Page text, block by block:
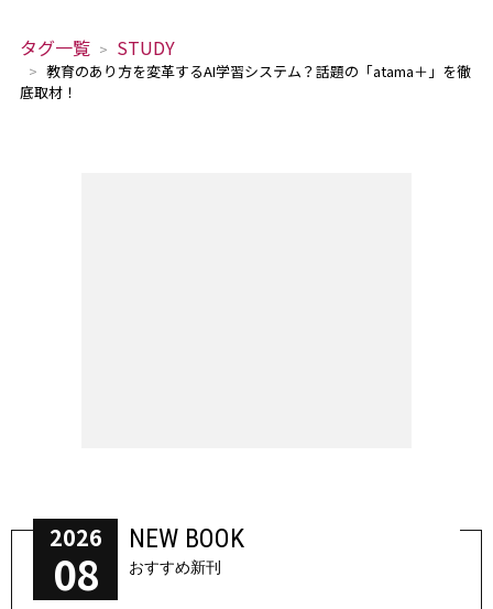
タグ一覧 STUDY
教育のあり方を変革するAI学習システム？話題の「atama＋」を徹
底取材！
2026
08
NEW BOOK
おすすめ新刊